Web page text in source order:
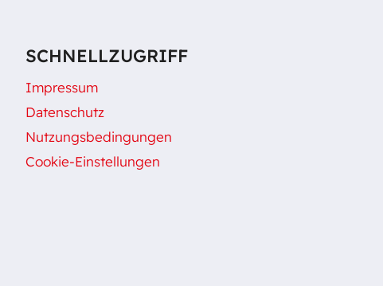
SCHNELLZUGRIFF
Impressum
Datenschutz
Nutzungsbedingungen
Cookie-Einstellungen